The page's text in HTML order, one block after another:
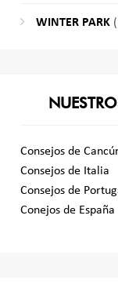
WINTER PARK
Consejos de
Consejos de Italia
Consejos de
Conejos de España